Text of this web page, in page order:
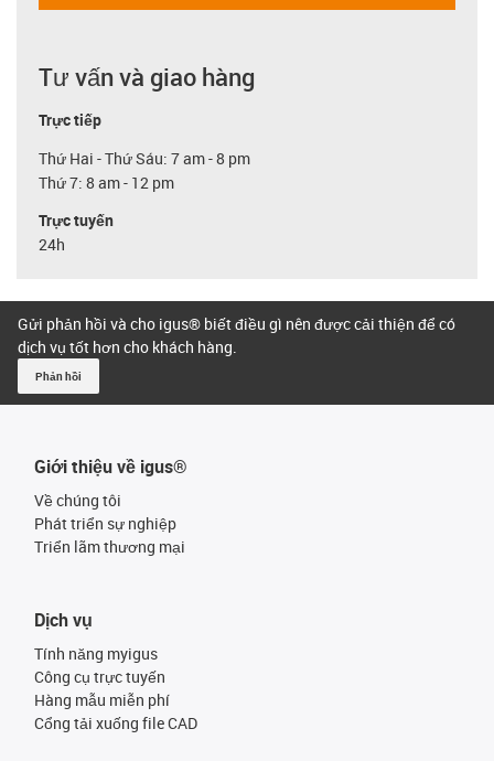
Tư vấn và giao hàng
Trực tiếp
Thứ Hai - Thứ Sáu: 7 am - 8 pm
Thứ 7: 8 am - 12 pm
Trực tuyến
24h
Gửi phản hồi và cho igus® biết điều gì nên được cải thiện để có
dịch vụ tốt hơn cho khách hàng.
Phản hồi
Giới thiệu về igus®
Về chúng tôi
Phát triển sự nghiệp
Triển lãm thương mại
Dịch vụ
Tính năng myigus
Công cụ trực tuyến
Hàng mẫu miễn phí
Cổng tải xuống file CAD